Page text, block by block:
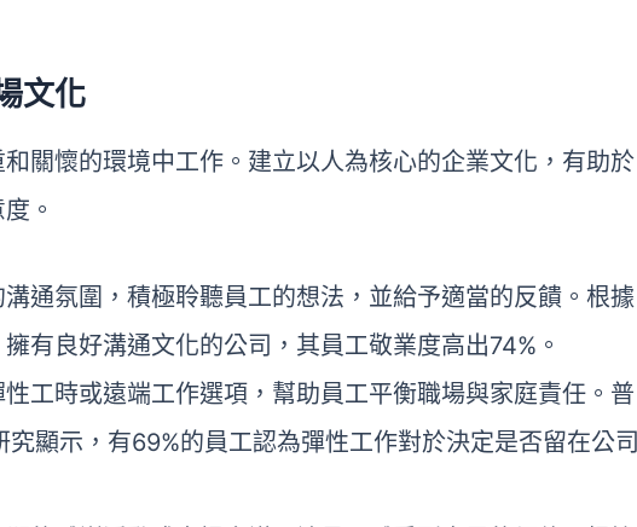
文化
關懷的環境中工作。建立以人為核心的企業文化，有助於
。
通氛圍，積極聆聽員工的想法，並給予適當的反饋。根據
擁有良好溝通文化的公司，其員工敬業度高出74%。
工時或遠端工作選項，幫助員工平衡職場與家庭責任。普
顯示，有69%的員工認為彈性工作對於決定是否留在公司